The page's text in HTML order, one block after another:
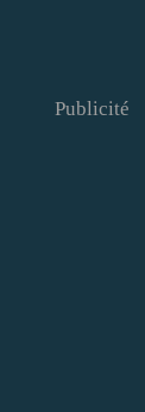
Publicité